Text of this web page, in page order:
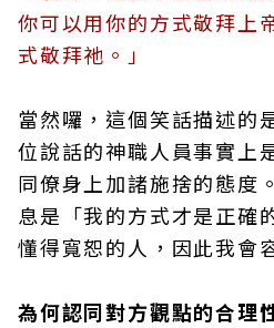
你可以用你的方式敬拜上
式敬拜祂。」
當然囉，這個笑話描述的
位說話的神職人員事實上
同僚身上加諸施捨的態度
息是「我的方式才是正確
懂得寬恕的人，因此我會
為何認同對方觀點的合理